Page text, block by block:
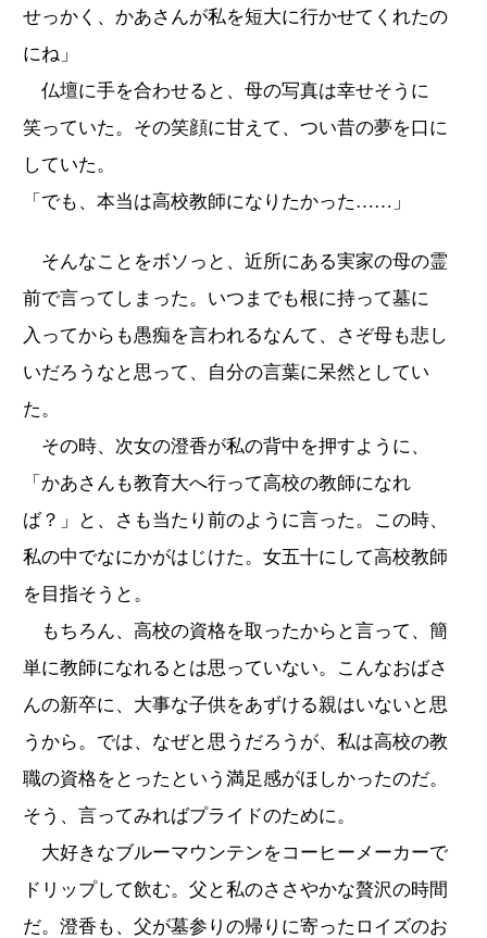
せっかく、かあさんが私を短大に行かせてくれたの
にね」
仏壇に手を合わせると、母の写真は幸せそうに
笑っていた。その笑顔に甘えて、つい昔の夢を口に
していた。
「でも、本当は高校教師になりたかった……」
そんなことをボソっと、近所にある実家の母の霊
前で言ってしまった。いつまでも根に持って墓に
入ってからも愚痴を言われるなんて、さぞ母も悲し
いだろうなと思って、自分の言葉に呆然としてい
た。
その時、次女の澄香が私の背中を押すように、
「かあさんも教育大へ行って高校の教師になれ
ば？」と、さも当たり前のように言った。この時、
私の中でなにかがはじけた。女五十にして高校教師
を目指そうと。
もちろん、高校の資格を取ったからと言って、簡
単に教師になれるとは思っていない。こんなおばさ
んの新卒に、大事な子供をあずける親はいないと思
うから。では、なぜと思うだろうが、私は高校の教
職の資格をとったという満足感がほしかったのだ。
そう、言ってみればプライドのために。
大好きなブルーマウンテンをコーヒーメーカーで
ドリップして飲む。父と私のささやかな贅沢の時間
だ。澄香も、父が墓参りの帰りに寄ったロイズのお